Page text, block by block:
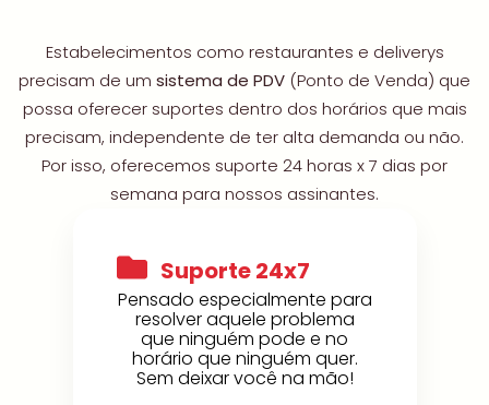
Estabelecimentos como restaurantes e deliverys
precisam de um sistema de PDV (Ponto de Venda) que
possa oferecer suportes dentro dos horários que mais
precisam, independente de ter alta demanda ou não.
Por isso, oferecemos suporte 24 horas x 7 dias por
semana para nossos assinantes.
Suporte 24x7
Pensado especialmente para
resolver aquele problema
que ninguém pode e no
horário que ninguém quer.
Sem deixar você na mão!